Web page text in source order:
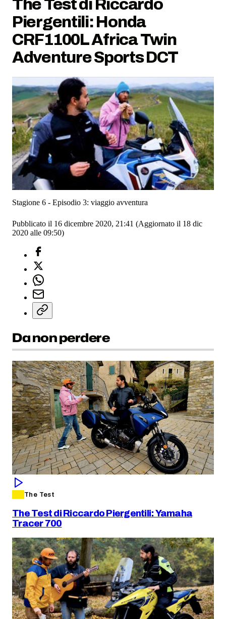
The Test di Riccardo
Piergentili: Honda
CRF1100L Africa Twin
Adventure Sports DCT
Stagione 6 - Episodio 3: viaggio avventura
Pubblicato il 16 dicembre 2020, 21:41 (Aggiornato il 18 dic
2020 alle 09:50)
Da non perdere
The Test
The Test di Riccardo Piergentili: Yamaha
Tracer 700